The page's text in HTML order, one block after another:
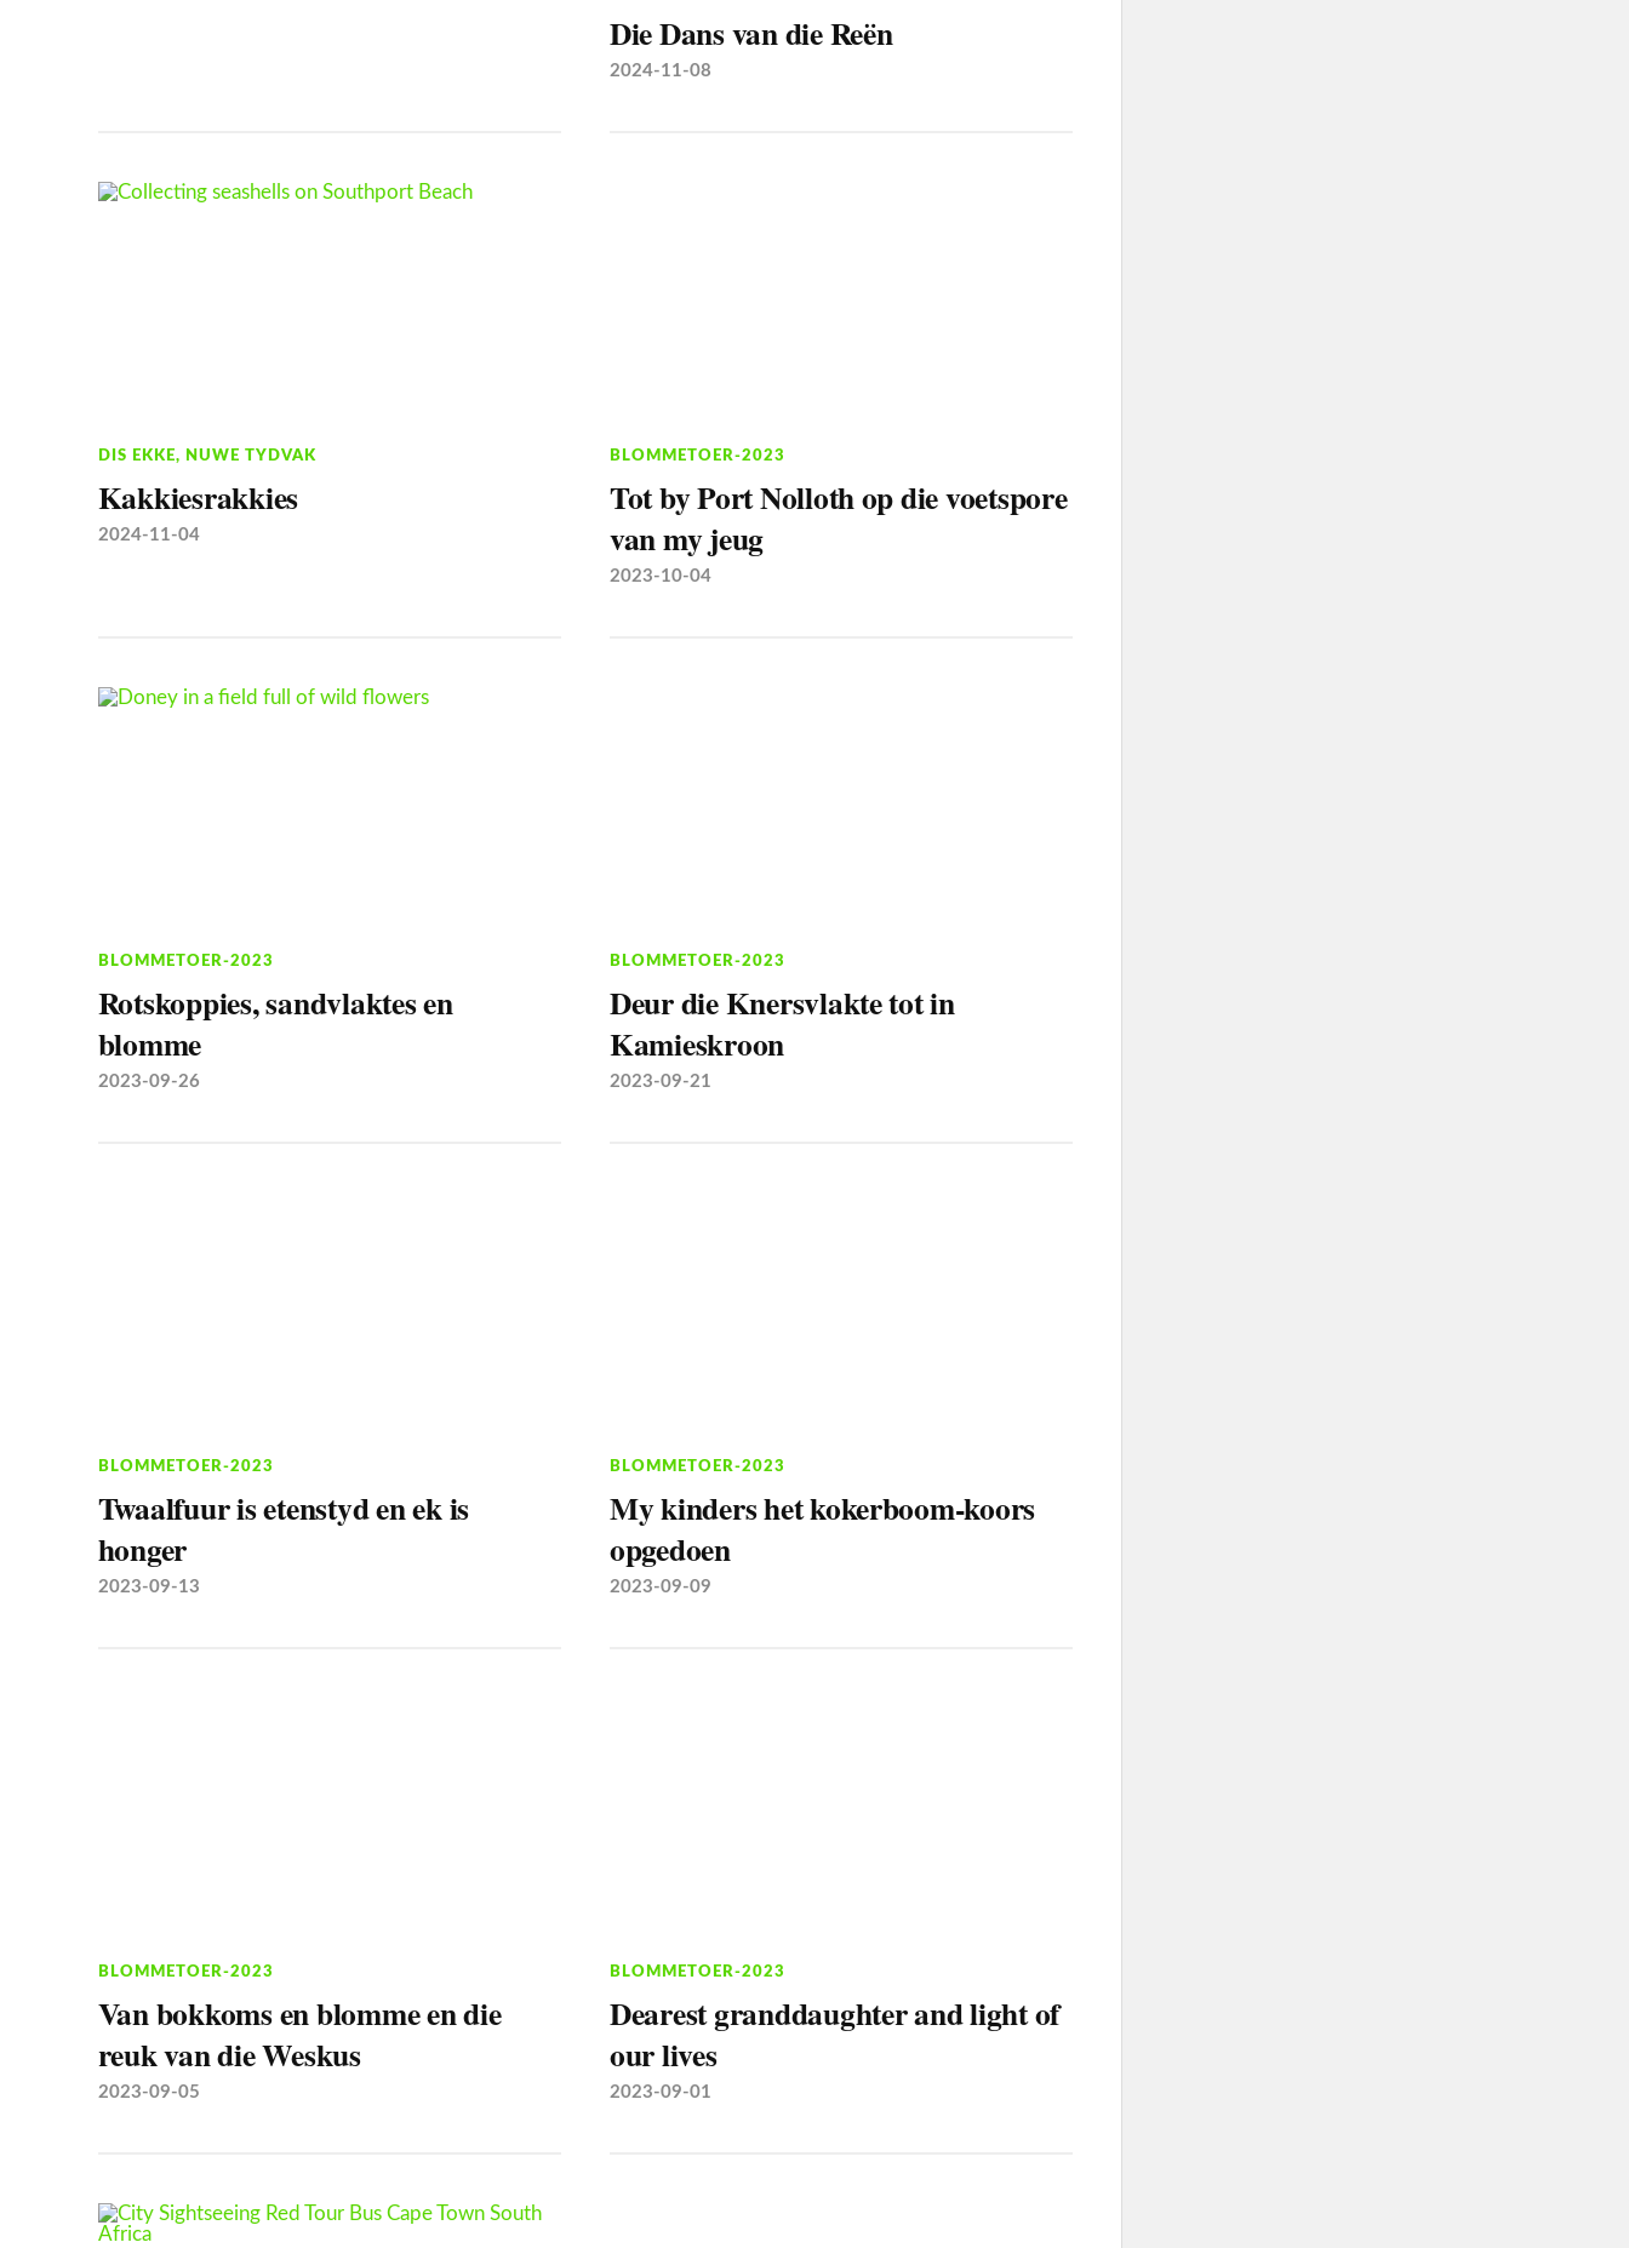
Die Dans van die Reën
2024-11-08
DIS EKKE, NUWE TYDVAK
Kakkiesrakkies
2024-11-04
BLOMMETOER-2023
Tot by Port Nolloth op die voetspore
van my jeug
2023-10-04
BLOMMETOER-2023
Rotskoppies, sandvlaktes en
blomme
2023-09-26
BLOMMETOER-2023
Deur die Knersvlakte tot in
Kamieskroon
2023-09-21
BLOMMETOER-2023
Twaalfuur is etenstyd en ek is
honger
2023-09-13
BLOMMETOER-2023
My kinders het kokerboom-koors
opgedoen
2023-09-09
BLOMMETOER-2023
Van bokkoms en blomme en die
reuk van die Weskus
2023-09-05
BLOMMETOER-2023
Dearest granddaughter and light of
our lives
2023-09-01